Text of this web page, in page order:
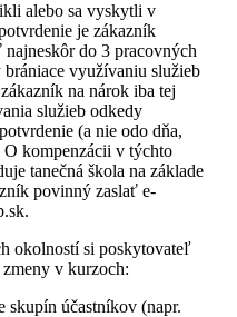
alebo sa vyskytli v
je zákazník
do 3 pracovných
využívaniu služieb
na nárok iba tej
služieb odkedy
(a nie odo dňa,
kompenzácii v týchto
tanečná škola na základe
povinný zaslať e-
okolností si poskytovateľ
v kurzoch:
skupín účastníkov (napr.